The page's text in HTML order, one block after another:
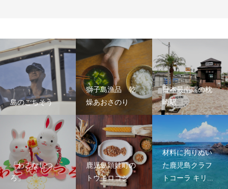
島のごちそう
獅子島漁品 乾
燥あおさのり
日本最南端の枕
崎駅
「わこなしつ
ろ」
鹿児島頴娃町の
トウモロコシ
材料に拘りぬい
た鹿児島クラフ
トコーラ キリ...